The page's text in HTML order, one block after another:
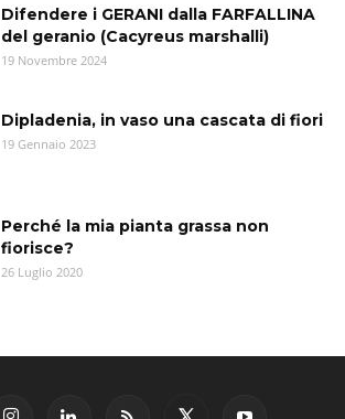
Difendere i GERANI dalla FARFALLINA
del geranio (Cacyreus marshalli)
19 Novembre 2024
Dipladenia, in vaso una cascata di fiori
19 Gennaio 2023
Perché la mia pianta grassa non
fiorisce?
26 Luglio 2020